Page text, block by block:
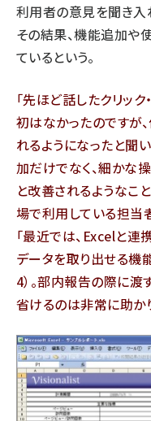
利用者の意見を聞き入
その結果、機能追加や
ているという。
「先ほど話したクリック
初はなかったのですが
れるようになったと聞
加だけでなく、細かな
と改善されるようなこ
場で利用している担当
「最近では、Excelと
データを取り出せる機
4）。部内報告の際に
省けるのは非常に助か